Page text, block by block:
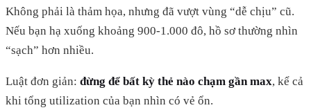
Không phải là thảm họa, nhưng đã vượt vùng “dễ chịu” cũ.
Nếu bạn hạ xuống khoảng 900-1.000 đô, hồ sơ thường nhìn
“sạch” hơn nhiều.
Luật đơn giản: đừng để bất kỳ thẻ nào chạm gần max, kể cả
khi tổng utilization của bạn nhìn có vẻ ổn.